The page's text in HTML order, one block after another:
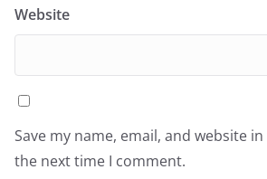
Website
Save my name, email, and website
the next time I comment.